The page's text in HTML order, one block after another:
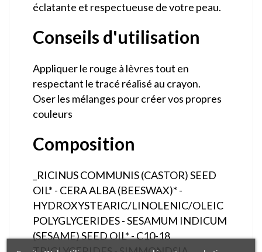
éclatante et respectueuse de votre peau.
Conseils d'utilisation
Appliquer le rouge à lèvres tout en
respectant le tracé réalisé au crayon.
Oser les mélanges pour créer vos propres
couleurs
Composition
_RICINUS COMMUNIS (CASTOR) SEED
OIL* - CERA ALBA (BEESWAX)* -
HYDROXYSTEARIC/LINOLENIC/OLEIC
POLYGLYCERIDES - SESAMUM INDICUM
(SESAME) SEED OIL* - C10-18